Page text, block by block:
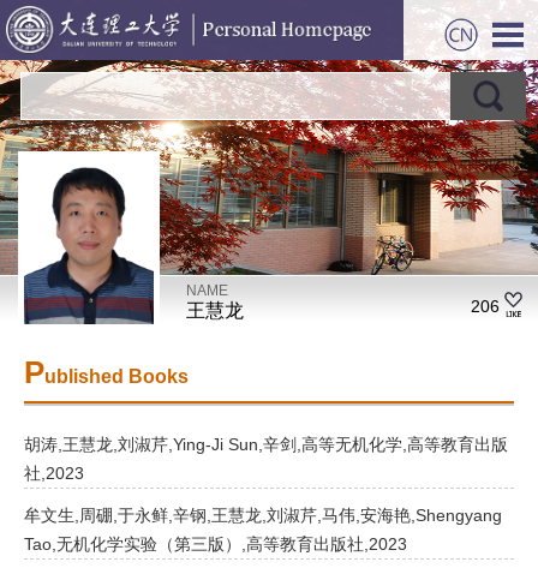
NAME
王慧龙 206
Published Books
胡涛,王慧龙,刘淑芹,Ying-Ji Sun,辛剑,高等无机化学,高等教育出版
社,2023
牟文生,周硼,于永鲜,辛钢,王慧龙,刘淑芹,马伟,安海艳,Shengyang
Tao,无机化学实验（第三版）,高等教育出版社,2023